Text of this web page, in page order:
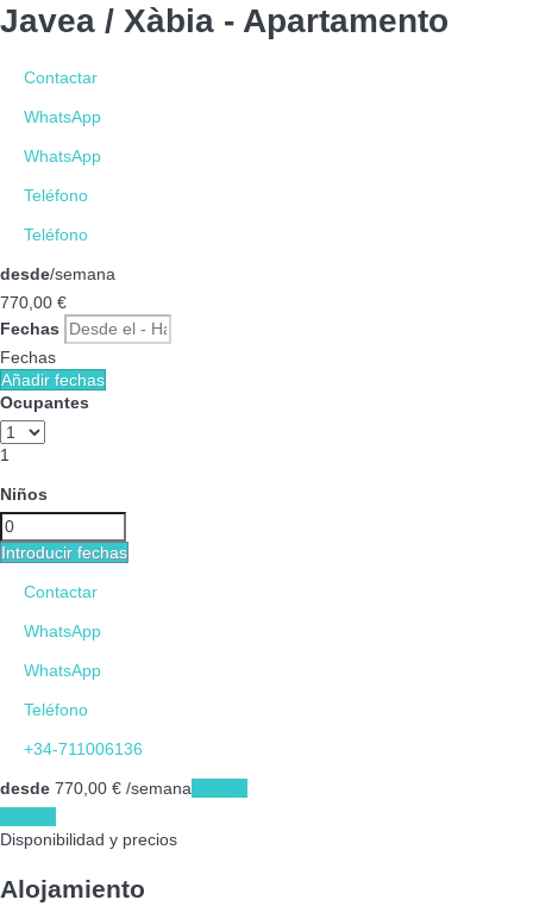
Javea / Xàbia - Apartamento
Contactar
WhatsApp
WhatsApp
Teléfono
Teléfono
desde/semana
770, 00 €
Fechas
Fechas
Añadir fechas
Ocupantes
1
Niños
Introducir fechas
Contactar
WhatsApp
WhatsApp
Teléfono
+34-711006136
desde 770, 00 € /semana
Disponibilidad y precios
Alojamiento